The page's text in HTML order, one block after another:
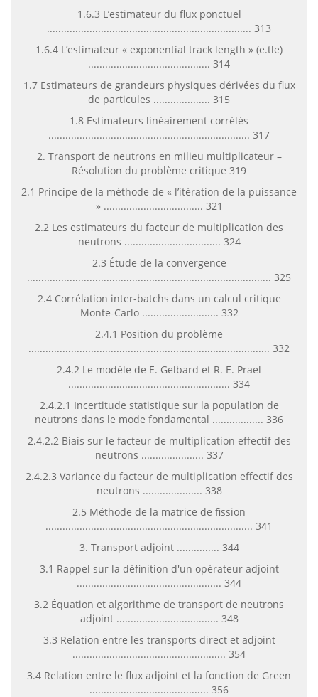
1.6.3 L’estimateur du flux ponctuel
........................................................................ 313
1.6.4 L’estimateur « exponential track length » (e.tle)
........................................... 314
1.7 Estimateurs de grandeurs physiques dérivées du flux
de particules .................... 315
1.8 Estimateurs linéairement corrélés
....................................................................... 317
2. Transport de neutrons en milieu multiplicateur –
Résolution du problème critique 319
2.1 Principe de la méthode de « l’itération de la puissance
» ................................... 321
2.2 Les estimateurs du facteur de multiplication des
neutrons .................................. 324
2.3 Étude de la convergence
...................................................................................... 325
2.4 Corrélation inter-batchs dans un calcul critique
Monte-Carlo ........................... 332
2.4.1 Position du problème
..................................................................................... 332
2.4.2 Le modèle de E. Gelbard et R. E. Prael
......................................................... 334
2.4.2.1 Incertitude statistique sur la population de
neutrons dans le mode fondamental .................. 336
2.4.2.2 Biais sur le facteur de multiplication effectif des
neutrons ...................... 337
2.4.2.3 Variance du facteur de multiplication effectif des
neutrons ..................... 338
2.5 Méthode de la matrice de fission
......................................................................... 341
3. Transport adjoint ............... 344
3.1 Rappel sur la définition d'un opérateur adjoint
................................................... 344
3.2 Équation et algorithme de transport de neutrons
adjoint .................................... 348
3.3 Relation entre les transports direct et adjoint
...................................................... 354
3.4 Relation entre le flux adjoint et la fonction de Green
.......................................... 356